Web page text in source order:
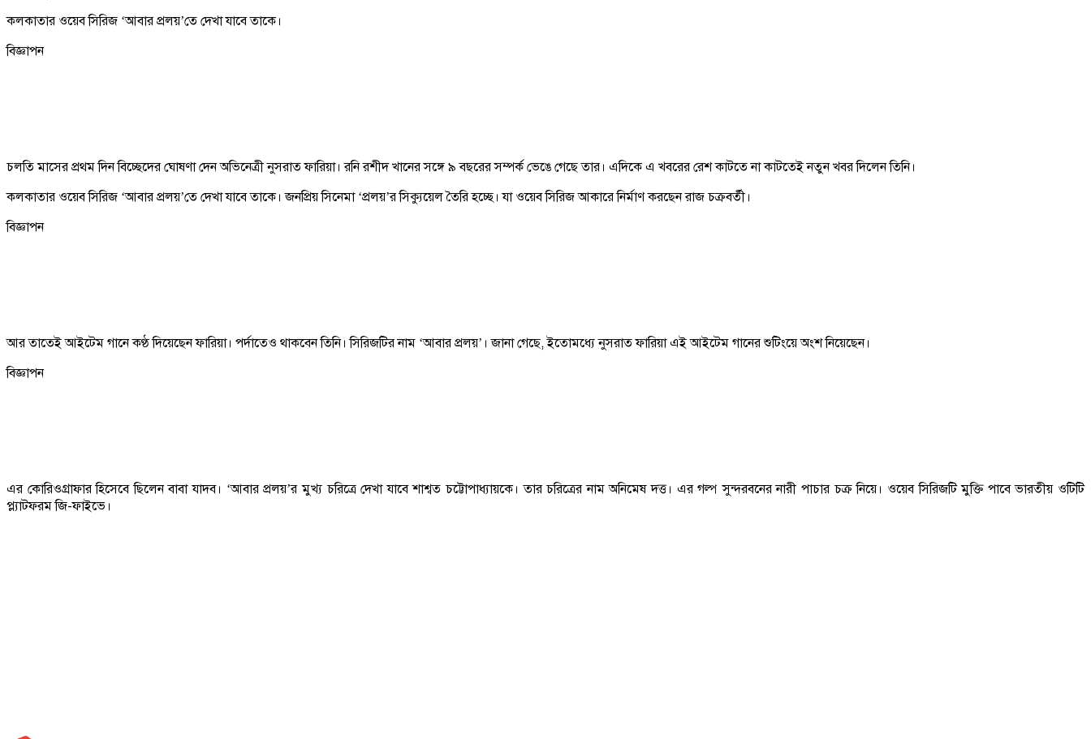
কলকাতার ওয়েব সিরিজ ‘আবার প্রলয়’তে দেখা যাবে তাকে।
বিজ্ঞাপন
চলতি মাসের প্রথম দিন বিচ্ছেদের ঘোষণা দেন অভিনেত্রী নুসরাত ফারিয়া। রনি রশীদ খানের সঙ্গে ৯ বছরের সম্পর্ক ভেঙে গেছে তার। এদিকে এ খবরের রেশ কাটতে না কাটতেই নতুন খবর দিলেন তিনি।
কলকাতার ওয়েব সিরিজ ‘আবার প্রলয়’তে দেখা যাবে তাকে। জনপ্রিয় সিনেমা ‘প্রলয়’র সিক্যুয়েল তৈরি হচ্ছে। যা ওয়েব সিরিজ আকারে নির্মাণ করছেন রাজ চক্রবর্তী।
বিজ্ঞাপন
আর তাতেই আইটেম গানে কণ্ঠ দিয়েছেন ফারিয়া। পর্দাতেও থাকবেন তিনি। সিরিজটির নাম ‘আবার প্রলয়’। জানা গেছে, ইতোমধ্যে নুসরাত ফারিয়া এই আইটেম গানের শুটিংয়ে অংশ নিয়েছেন।
বিজ্ঞাপন
এর কোরিওগ্রাফার হিসেবে ছিলেন বাবা যাদব। ‘আবার প্রলয়’র মুখ্য চরিত্রে দেখা যাবে শাশ্বত চট্টোপাধ্যায়কে। তার চরিত্রের নাম অনিমেষ দত্ত। এর গল্প সুন্দরবনের নারী পাচার চক্র নিয়ে। ওয়েব সিরিজটি মুক্তি পাবে ভারতীয় ওটিটি
প্ল্যাটফরম জি-ফাইভে।